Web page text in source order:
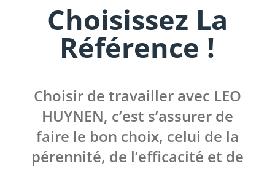
Choisissez La
Référence !
Choisir de travailler avec LEO
HUYNEN, c’est s’assurer de
faire le bon choix, celui de la
pérennité, de l’efficacité et de